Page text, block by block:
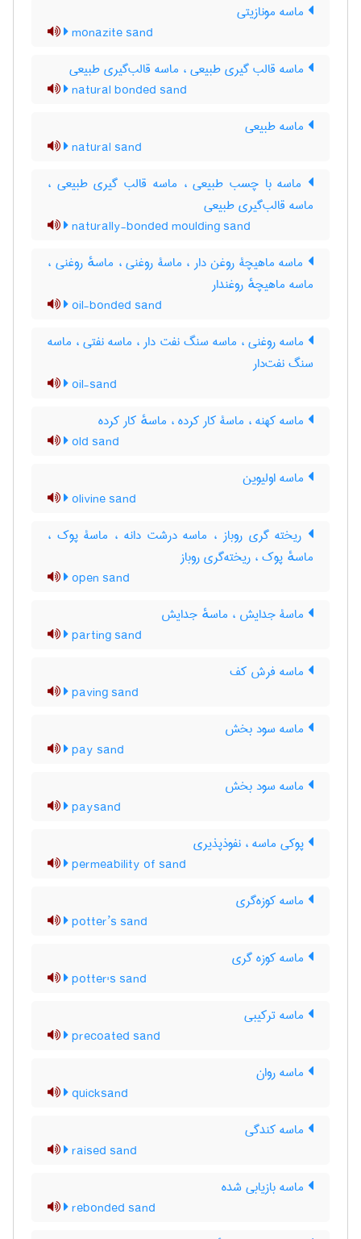
ماسه مونازیتی
monazite sand
ماسه قالب گیری طبیعی ، ماسه قالب‌گیری طبیعی
natural bonded sand
ماسه طبیعی
natural sand
ماسه با چسب طبیعی ، ماسه قالب گیری طبیعی ،
ماسه قالب‌گیری طبیعی
naturally-bonded moulding sand
ماسه ماهیچۀ روغن دار ، ماسۀ روغنی ، ماسهٔ روغنی ،
ماسه ماهیچهٔ روغندار
oil-bonded sand
ماسه روغنی ، ماسه سنگ نفت دار ، ماسه نفتی ، ماسه
سنگ نفت‌دار
oil-sand
ماسه کهنه ، ماسۀ کار کرده ، ماسهٔ کار کرده
old sand
ماسه اولیوین
olivine sand
ریخته گری روباز ، ماسه درشت دانه ، ماسۀ پوک ،
ماسهٔ پوک ، ریخته‌گری روباز
open sand
ماسۀ جدایش ، ماسهٔ جدایش
parting sand
ماسه فرش کف
paving sand
ماسه سود بخش
pay sand
ماسه سود بخش
paysand
پوکی ماسه ، نفوذپذیری
permeability of sand
ماسه کوزه‌گری
potter’s sand
ماسه کوزه گری
potter's sand
ماسه ترکیبی
precoated sand
ماسه روان
quicksand
ماسه کندگی
raised sand
ماسه بازیابی شده
rebonded sand